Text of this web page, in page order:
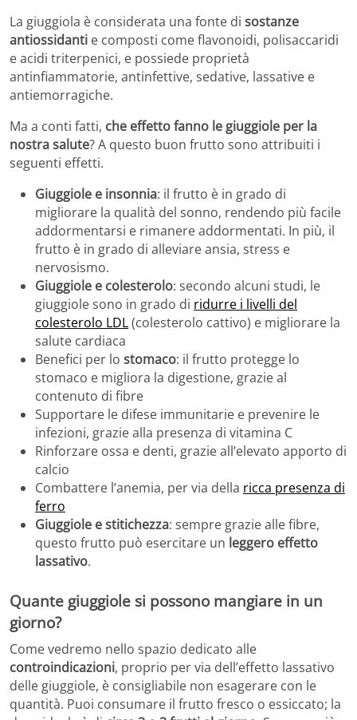
La giuggiola è considerata una fonte di sostanze
antiossidanti e composti come flavonoidi, polisaccaridi
e acidi triterpenici, e possiede proprietà
antinfiammatorie, antinfettive, sedative, lassative e
antiemorragiche.
Ma a conti fatti, che effetto fanno le giuggiole per la
nostra salute? A questo buon frutto sono attribuiti i
seguenti effetti.
Giuggiole e insonnia: il frutto è in grado di
migliorare la qualità del sonno, rendendo più facile
addormentarsi e rimanere addormentati. In più, il
frutto è in grado di alleviare ansia, stress e
nervosismo.
Giuggiole e colesterolo: secondo alcuni studi, le
giuggiole sono in grado di ridurre i livelli del
colesterolo LDL(colesterolo cattivo) e migliorare la
salute cardiaca
Benefici per lo stomaco: il frutto protegge lo
stomaco e migliora la digestione, grazie al
contenuto di fibre
Supportare le difese immunitarie e prevenire le
infezioni, grazie alla presenza di vitamina C
Rinforzare ossa e denti, grazie all’elevato apporto di
calcio
Combattere l’anemia, per via della ricca presenza di
ferro
Giuggiole e stitichezza: sempre grazie alle fibre,
questo frutto può esercitare un leggero effetto
lassativo.
Quante giuggiole si possono mangiare in un
giorno?
Come vedremo nello spazio dedicato alle
controindicazioni, proprio per via dell’effetto lassativo
delle giuggiole, è consigliabile non esagerare con le
quantità. Puoi consumare il frutto fresco o essiccato; la